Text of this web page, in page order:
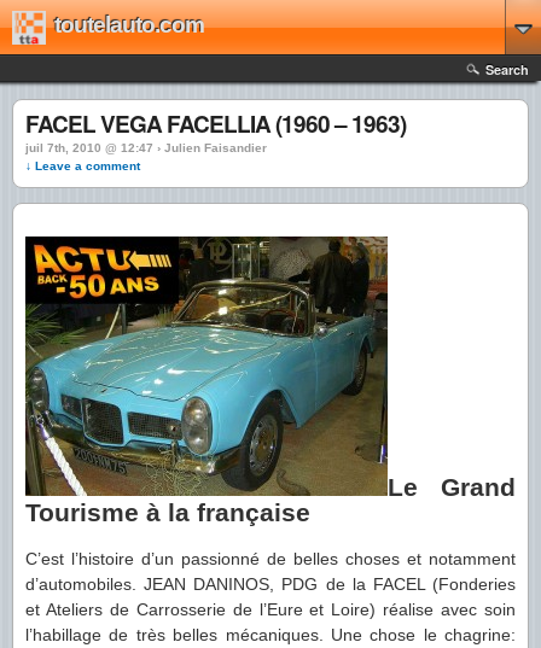
toutelauto.com
Search
FACEL VEGA FACELLIA (1960 – 1963)
juil 7th, 2010 @ 12:47 › Julien Faisandier
↓ Leave a comment
Le Grand
Tourisme à la française
C’est l’histoire d’un passionné de belles choses et notamment
d’automobiles. JEAN DANINOS, PDG de la FACEL (Fonderies
et Ateliers de Carrosserie de l’Eure et Loire) réalise avec soin
l’habillage de très belles mécaniques. Une chose le chagrine: